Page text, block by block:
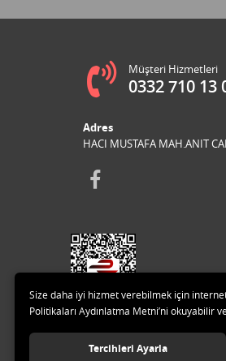
Müşteri Hizmetleri
0332 710 13
Adres
HACI MUSTAFA MAH.ANIT
Size daha iyi hizmet verebilmek için
Politikaları Aydınlatma Metni’ni
Tercihleri Ayarla